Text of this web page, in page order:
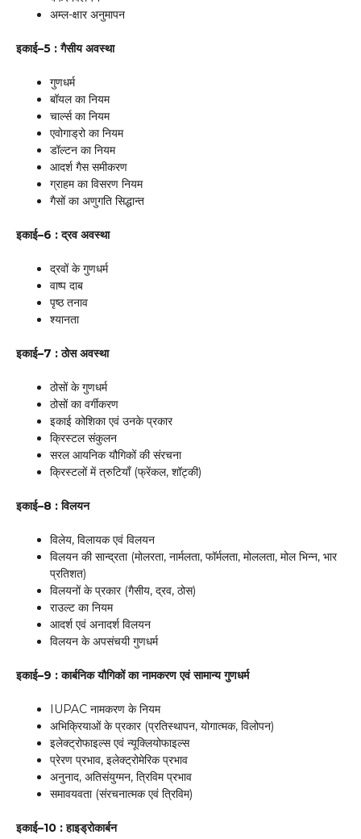
अम्ल-क्षार अनुमापन
इकाई–5 : गैसीय अवस्था
गुणधर्म
बॉयल का नियम
चार्ल्स का नियम
एवोगाड्रो का नियम
डॉल्टन का नियम
आदर्श गैस समीकरण
ग्राहम का विसरण नियम
गैसों का अणुगति सिद्धान्त
इकाई–6 : द्रव अवस्था
द्रवों के गुणधर्म
वाष्प दाब
पृष्ठ तनाव
श्यानता
इकाई–7 : ठोस अवस्था
ठोसों के गुणधर्म
ठोसों का वर्गीकरण
इकाई कोशिका एवं उनके प्रकार
क्रिस्टल संकुलन
सरल आयनिक यौगिकों की संरचना
क्रिस्टलों में त्रुटियाँ (फ्रेंकल, शॉट्की)
इकाई–8 : विलयन
विलेय, विलायक एवं विलयन
विलयन की सान्द्रता (मोलरता, नार्मलता, फॉर्मलता, मोललता, मोल भिन्न, भार
प्रतिशत)
विलयनों के प्रकार (गैसीय, द्रव, ठोस)
राउल्ट का नियम
आदर्श एवं अनादर्श विलयन
विलयन के अपसंचयी गुणधर्म
इकाई–9 : कार्बनिक यौगिकों का नामकरण एवं सामान्य गुणधर्म
IUPAC नामकरण के नियम
अभिक्रियाओं के प्रकार (प्रतिस्थापन, योगात्मक, विलोपन)
इलेक्ट्रोफाइल्स एवं न्यूक्लियोफाइल्स
प्रेरण प्रभाव, इलेक्ट्रोमेरिक प्रभाव
अनुनाद, अतिसंयुग्मन, त्रिविम प्रभाव
समावयवता (संरचनात्मक एवं त्रिविम)
इकाई–10 : हाइड्रोकार्बन